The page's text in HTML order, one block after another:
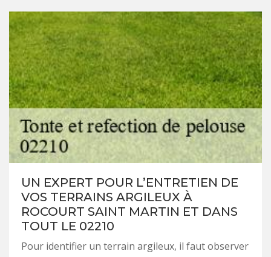
UN EXPERT POUR L’ENTRETIEN DE
VOS TERRAINS ARGILEUX À
ROCOURT SAINT MARTIN ET DANS
TOUT LE 02210
Pour identifier un terrain argileux, il faut observer